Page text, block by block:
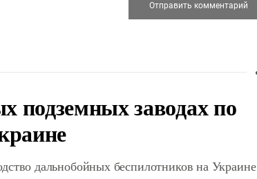
заводах по
дальнобойных беспилотников на Украине